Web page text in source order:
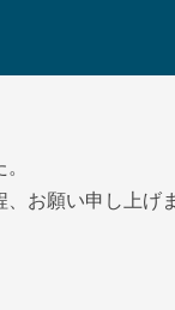
、お願い申し上げ